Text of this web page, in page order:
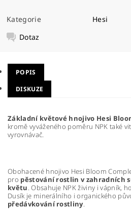
Kategorie
Hesi
Dotaz
POPIS
DISKUZE
Základní květové hnojivo Hesi
kromě vyváženého poměru NPK také
vyrovnávač.
Obohacené hnojivo Hesi Bloom
pro pěstování rostlin v zahradních
květu. Obsahuje NPK živiny i vápník,
Dusík je minerálního i organického
předávkování rostliny.